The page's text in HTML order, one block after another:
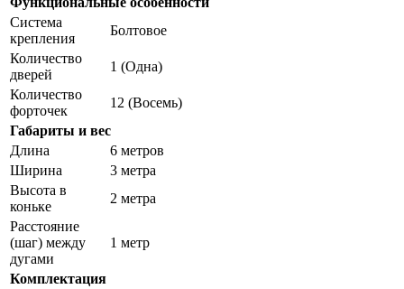
Система
крепления
Болтовое
Количество
дверей
1 (Одна)
Количество
форточек
12 (Восемь)
Габариты и вес
Длина
6 метров
Ширина
3 метра
Высота в
коньке
2 метра
Расстояние
(шаг) между
дугами
1 метр
Комплектация